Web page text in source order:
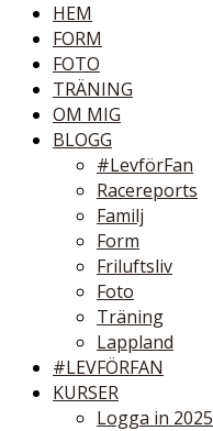
HEM
FORM
FOTO
TRÄNING
OM MIG
BLOGG
#LevförFan
Racereports
Familj
Form
Friluftsliv
Foto
Träning
Lappland
#LEVFÖRFAN
KURSER
Logga in 2025